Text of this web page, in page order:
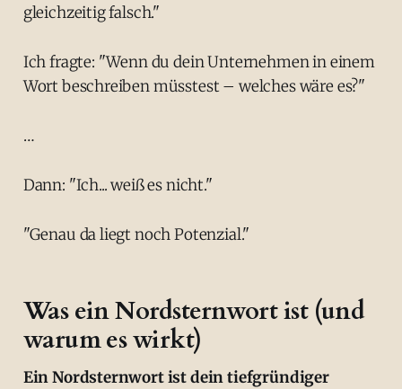
gleichzeitig falsch."
Ich fragte: "Wenn du dein Unternehmen in einem
Wort beschreiben müsstest – welches wäre es?"
…
Dann: "Ich... weiß es nicht."
"Genau da liegt noch Potenzial."
Was ein Nordsternwort ist (und
warum es wirkt)
Ein Nordsternwort ist dein tiefgründiger